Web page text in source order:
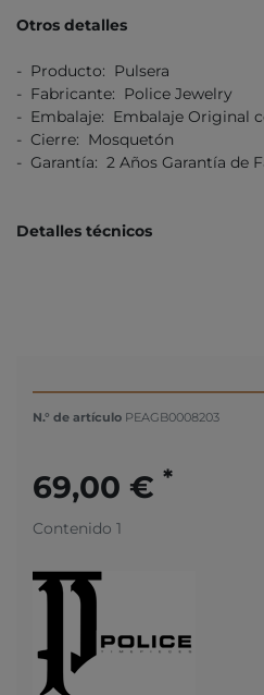
Otros detalles
- Producto: Pulsera
- Fabricante: Police Jewelry
- Embalaje: Embalaje Original
- Cierre: Mosquetón
- Garantía: 2 Años Garantía de
Detalles técnicos
N.° de artículo PEAGB0008203
69,00 € *
Contenido 1